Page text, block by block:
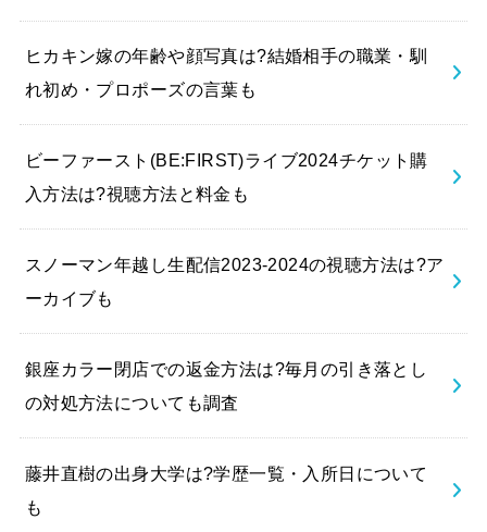
ヒカキン嫁の年齢や顔写真は?結婚相手の職業・馴
れ初め・プロポーズの言葉も
ビーファースト(BE:FIRST)ライブ2024チケット購
入方法は?視聴方法と料金も
スノーマン年越し生配信2023-2024の視聴方法は?ア
ーカイブも
銀座カラー閉店での返金方法は?毎月の引き落とし
の対処方法についても調査
藤井直樹の出身大学は?学歴一覧・入所日について
も